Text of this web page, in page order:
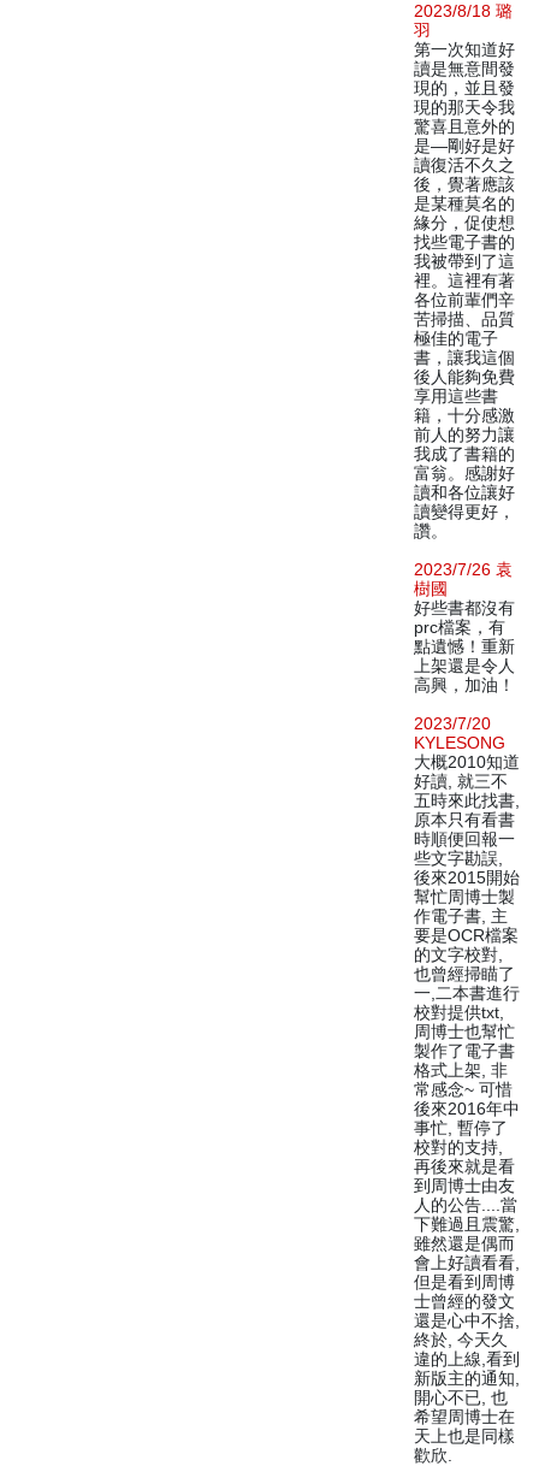
2023/8/18 璐
羽
第一次知道好
讀是無意間發
現的，並且發
現的那天令我
驚喜且意外的
是—剛好是好
讀復活不久之
後，覺著應該
是某種莫名的
緣分，促使想
找些電子書的
我被帶到了這
裡。這裡有著
各位前輩們辛
苦掃描、品質
極佳的電子
書，讓我這個
後人能夠免費
享用這些書
籍，十分感激
前人的努力讓
我成了書籍的
富翁。感謝好
讀和各位讓好
讀變得更好，
讚。
2023/7/26 袁
樹國
好些書都沒有
prc檔案，有
點遺憾！重新
上架還是令人
高興，加油！
2023/7/20
KYLESONG
大概2010知道
好讀, 就三不
五時來此找書,
原本只有看書
時順便回報一
些文字勘誤,
後來2015開始
幫忙周博士製
作電子書, 主
要是OCR檔案
的文字校對,
也曾經掃瞄了
一,二本書進行
校對提供txt,
周博士也幫忙
製作了電子書
格式上架, 非
常感念~ 可惜
後來2016年中
事忙, 暫停了
校對的支持,
再後來就是看
到周博士由友
人的公告....當
下難過且震驚,
雖然還是偶而
會上好讀看看,
但是看到周博
士曾經的發文
還是心中不捨,
終於, 今天久
違的上線,看到
新版主的通知,
開心不已, 也
希望周博士在
天上也是同樣
歡欣.